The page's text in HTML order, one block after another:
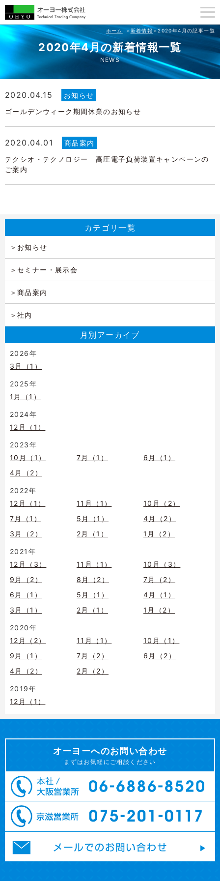
2020年4月の新着情報一覧
NEWS
ホーム 新着情報 2020年4月の記事一覧
2020.04.15
お知らせ
ゴールデンウィーク期間休業のお知らせ
2020.04.01
商品案内
テクシオ・テクノロジー 高圧電子負荷装置キャンペーンの
ご案内
カテゴリ一覧
お知らせ
セミナー・展示会
商品案内
社内
月別アーカイブ
2026年
3月（1）
2025年
1月（1）
2024年
12月（1）
2023年
10月（1）
7月（1）
6月（1）
4月（2）
2022年
12月（1）
11月（1）
10月（2）
7月（1）
5月（1）
4月（2）
3月（2）
2月（1） 1月（2）
2021年
12月（3）
11月（1）
10月（3）
9月（2）
8月（2）
7月（2）
6月（1）
5月（1）
4月（1）
3月（1）
2月（1） 1月（2）
2020年
12月（2）
11月（1）
10月（1）
9月（1）
7月（2）
6月（2）
4月（2）
2月（2）
2019年
12月（1）
オーヨーへのお問い合わせ
まずはお気軽にご相談ください